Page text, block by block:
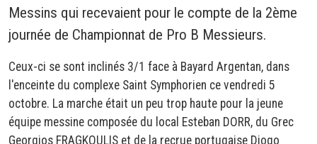
Messins qui recevaient pour le compte de la 2ème
journée de Championnat de Pro B Messieurs.
Ceux-ci se sont inclinés 3/1 face à Bayard Argentan, dans
l'enceinte du complexe Saint Symphorien ce vendredi 5
octobre. La marche était un peu trop haute pour la jeune
équipe messine composée du local Esteban DORR, du Grec
Georgios FRAGKOULIS et de la recrue portugaise Diogo